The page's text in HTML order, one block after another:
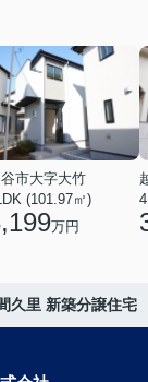
市大字大竹
(101.97㎡)
万円
久里 新築分譲住宅